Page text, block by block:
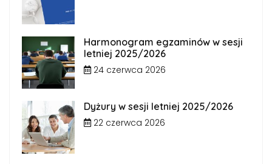
Harmonogram egzaminów w sesji
letniej 2025/2026
24 czerwca 2026
Dyżury w sesji letniej 2025/2026
22 czerwca 2026